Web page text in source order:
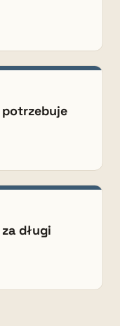
potrzebuje
długi